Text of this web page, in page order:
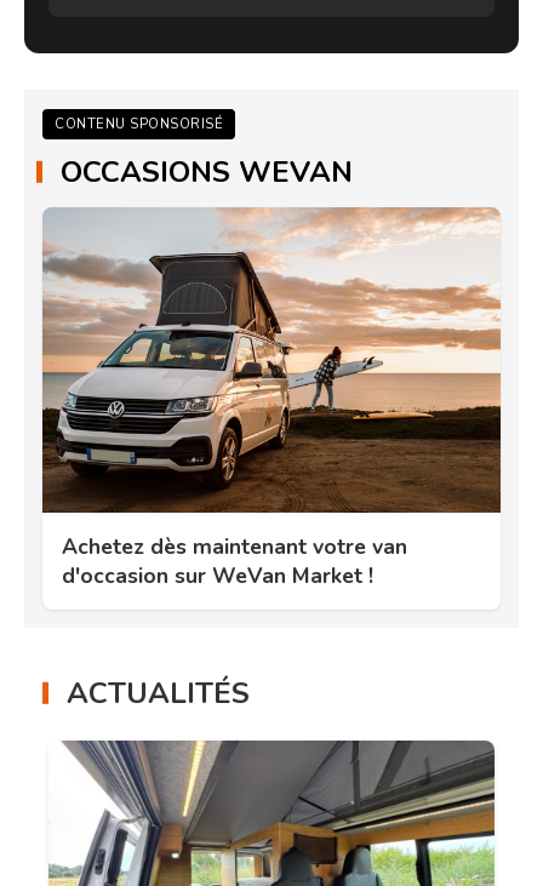
CONTENU SPONSORISÉ
OCCASIONS WEVAN
Achetez dès maintenant votre van
d'occasion sur WeVan Market !
ACTUALITÉS